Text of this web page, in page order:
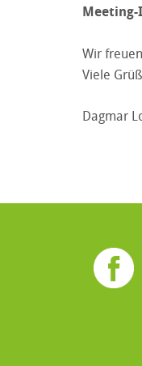
Meeting-
Wir
Viele
Dagmar